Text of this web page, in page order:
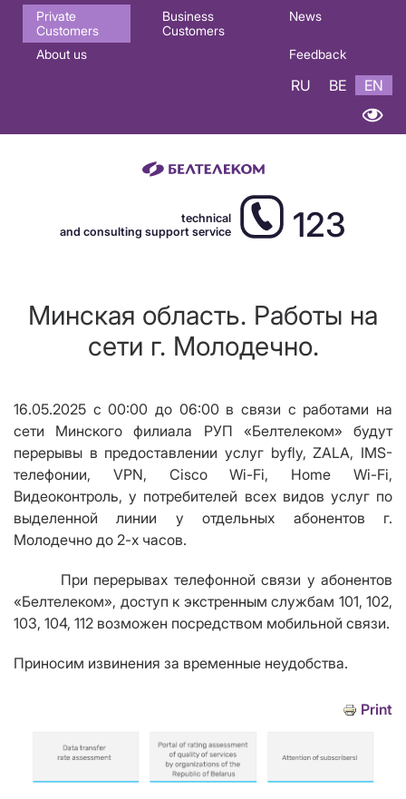
Основная
навигация
Private
Customers
Business
Customers
News
About us Feedback
RU BE EN
technical
and consulting support service
123
Минская область. Работы на
сети г. Молодечно.
16.05.2025 с 00:00 до 06:00 в связи с работами на
сети Минского филиала РУП «Белтелеком» будут
перерывы в предоставлении услуг byfly, ZALA, IMS-
телефонии, VPN, Cisco Wi-Fi, Home Wi-Fi,
Видеоконтроль, у потребителей всех видов услуг по
выделенной линии у отдельных абонентов г.
Молодечно до 2-х часов.
При перерывах телефонной связи у абонентов
«Белтелеком», доступ к экстренным службам 101, 102,
103, 104, 112 возможен посредством мобильной связи.
Приносим извинения за временные неудобства.
Print